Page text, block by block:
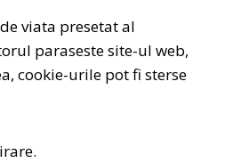
viata presetat al
paraseste site-ul web,
cookie-urile pot fi sterse